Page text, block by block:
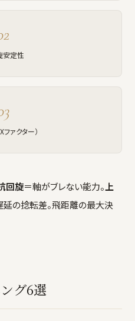
安定性
ファクター）
回旋＝軸がブレない能力。 上
の捻転差。飛距離の最大決
グ6選